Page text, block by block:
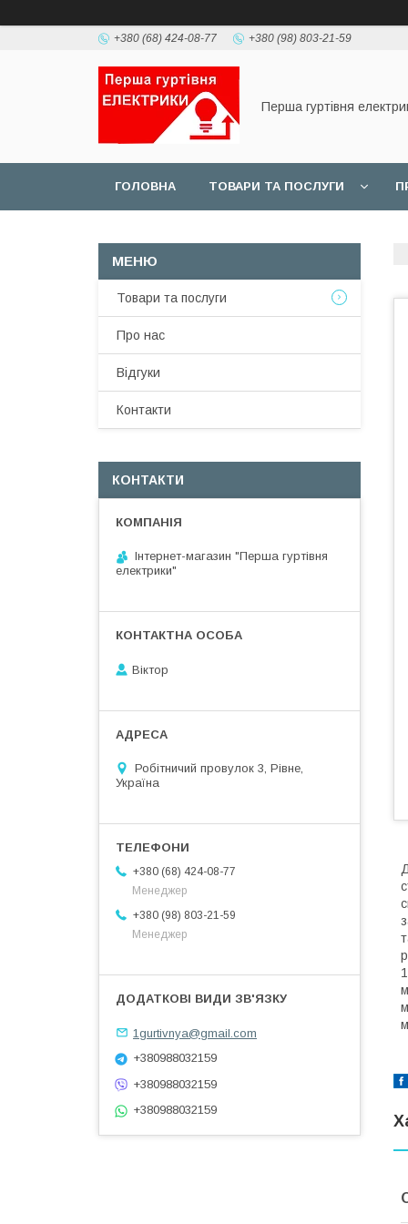
+380 (68) 424-08-77 +380 (98) 803-21-59
Перша гуртівня
ГОЛОВНА ТОВАРИ ТА ПОСЛУГИ
Товари та послуги
Про нас
Відгуки
Контакти
КОНТАКТИ
Інтернет-магазин "Перша гуртівня
електрики"
Віктор
Робітничий провулок 3, Рівне,
Україна
+380 (68) 424-08-77
Менеджер
+380 (98) 803-21-59
Менеджер
1gurtivnya@gmail.com
+380988032159
+380988032159
+380988032159